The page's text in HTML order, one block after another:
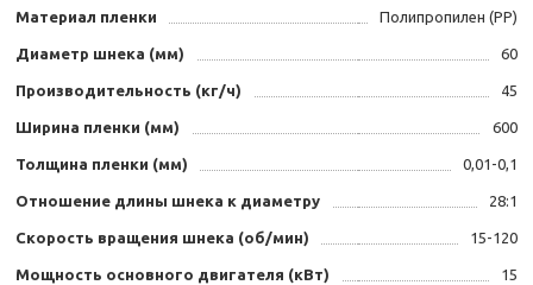
Материал пленки Полипропилен (PP)
Диаметр шнека (мм) 60
Производительность (кг/ч) 45
Ширина пленки (мм) 600
Толщина пленки (мм) 0,01-0,1
Отношение длины шнека к диаметру 28:1
Скорость вращения шнека (об/мин) 15-120
Мощность основного двигателя (кВт) 15